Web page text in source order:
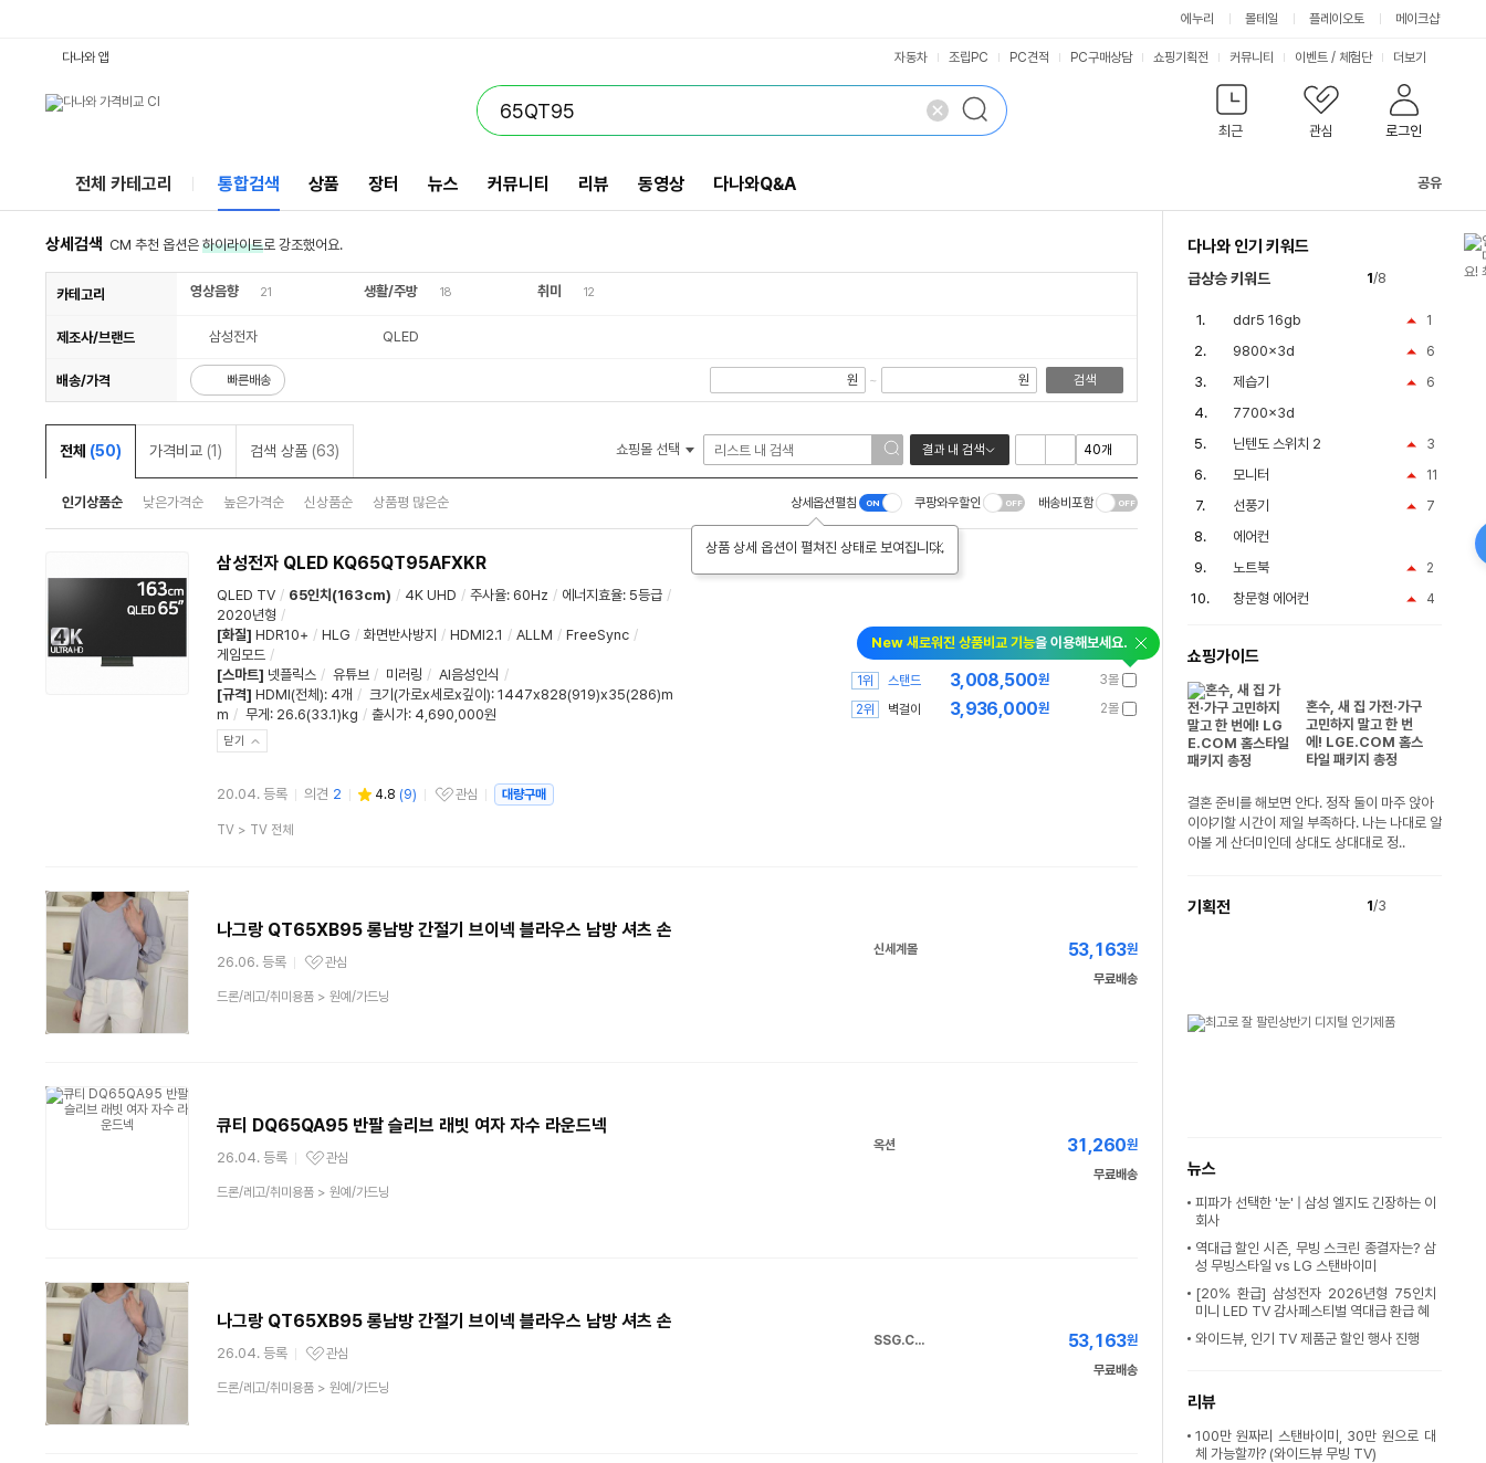
에누리 몰테일 플레이오토 메이크샵
최근 관심 로그인
다나와 앱 자동차 조립PC PC견적 PC구매상담 쇼핑기획전 커뮤니티 이벤트 / 체험단 더보기
전체 카테고리 통합검색 상품 장터 뉴스 커뮤니티 리뷰 동영상 다나와Q&A 공유
상세검색 CM 추천 옵션은 하이라이트로 강조했어요.
카테고리 영상음향 21 생활/주방 18 취미 12
제조사/브랜드 삼성전자 QLED
배송/가격 빠른배송 원 ~ 원 검색
전체 (50) 가격비교 (1) 검색 상품 (63) 쇼핑몰 선택 결과 내 검색
인기상품순 낮은가격순 높은가격순 신상품순 상품평 많은순 상세옵션펼침
상품 상세 옵션이 펼쳐진 상태로 보여집니다.
쿠팡와우할인 배송비포함
삼성전자 QLED KQ65QT95AFXKR
QLED TV / 65인치(163cm) / 4K UHD / 주사율: 60Hz / 에너지효율: 5등급 /
2020년형 /
[화질] HDR10+ / HLG / 화면반사방지 / HDMI2.1 / ALLM / FreeSync /
게임모드 /
[스마트] 넷플릭스 / 유튜브 / 미러링 / AI음성인식 /
[규격] HDMI(전체): 4개 / 크기(가로x세로x깊이): 1447x828(919)x35(286)m
m / 무게 : 26.6(33.1)kg / 출시가: 4,690,000원
닫기
20.04. 등록 의견 2 4.8 (9)
관심상품
관심 대량구매
상
TV> TV 전체
New 새로워진 상품비교 기능을 이용해보세요.
3몰
3,008,500원
1위
스탠드
2몰
3,936,000원
2위 벽걸이
나그랑 QT65XB95 롱남방 간절기 브이넥 블라우스 남방 셔츠 손
26.06. 등록
관심상품
관심
상
드론/레고/취미용품> 원예/가드닝
신세계몰 53,163원
무료배송
큐티 DQ65QA95 반팔 슬리브 래빗 여자 자수 라운드넥
26.04. 등록
관심상품
관심
상
드론/레고/취미용품> 원예/가드닝
옥션 31,260원
무료배송
나그랑 QT65XB95 롱남방 간절기 브이넥 블라우스 남방 셔츠 손
26.04. 등록
관심상품
관심
상
드론/레고/취미용품> 원예/가드닝
SSG.COM 53,163원
무료배송
다나와 인기 키워드
급상승 키워드 1/8
1
ddr5 16gb
6
9800x3d
6
제습기
7700x3d
3
닌텐도 스위치 2
11
모니터
7
선풍기
에어컨
2
노트북
4
창문형 에어컨
쇼핑가이드
혼수, 새 집 가전·가구
고민하지 말고 한 번
에! LGE.COM 홈스
타일 패키지 총정
결혼 준비를 해보면 안다. 정작 둘이 마주 앉아
이야기할 시간이 제일 부족하다. 나는 나대로 알
아볼 게 산더미인데 상대도 상대대로 정..
기획전 1/3
뉴스
피파가 선택한 '눈' | 삼성 엘지도 긴장하는 이
회사
역대급 할인 시즌, 무빙 스크린 종결자는? 삼
성 무빙스타일 vs LG 스탠바이미
[20% 환급] 삼성전자 2026년형 75인치
미니 LED TV 감사페스티벌 역대급 환급 혜
와이드뷰, 인기 TV 제품군 할인 행사 진행
리뷰
100만 원짜리 스탠바이미, 30만 원으로 대
체 가능할까? (와이드뷰 무빙 TV)